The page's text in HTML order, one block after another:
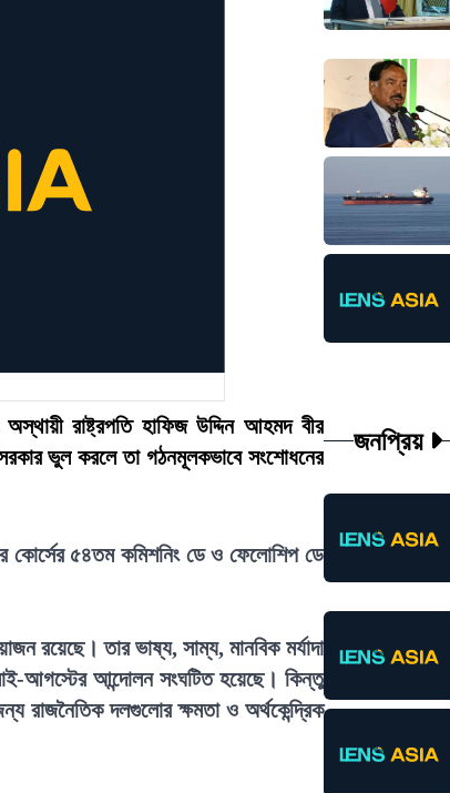
রাষ্ট্রপতি হাফিজ উদ্দিন আহমদ বীর
ভুল করলে তা গঠনমূলকভাবে সংশোধনের
কোর্সের ৫৪তম কমিশনিং ডে ও ফেলোশিপ ডে
রয়েছে। তার ভাষ্য, সাম্য, মানবিক মর্যাদা
আগস্টের আন্দোলন সংঘটিত হয়েছে। কিন্তু
রাজনৈতিক দলগুলোর ক্ষমতা ও অর্থকেন্দ্রিক
জনপ্রিয়